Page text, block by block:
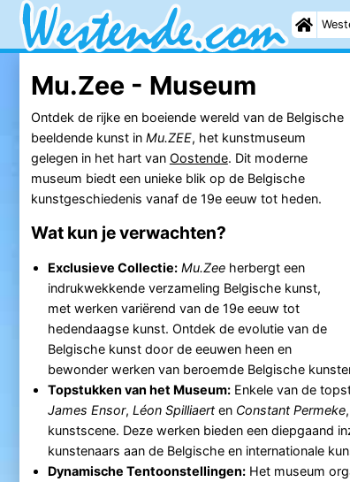
Mu.Zee - Museum
Ontdek de rijke en boeiende wereld van de Belgische
beeldende kunst in Mu.ZEE, het kunstmuseum
gelegen in het hart van Oostende. Dit moderne
museum biedt een unieke blik op de Belgische
kunstgeschiedenis vanaf de 19e eeuw tot heden.
Wat kun je verwachten?
Exclusieve Collectie: Mu.Zeeherbergt een
indrukwekkende verzameling Belgische kunst,
met werken variërend van de 19e eeuw tot
hedendaagse kunst. Ontdek de evolutie van de
Belgische kunst door de eeuwen heen en
bewonder werken van beroemde Belgische
Topstukken van het Museum:Enkele van de
James Ensor, Léon Spilliaerten Constant Permeke
kunstscene. Deze werken bieden een diepgaand
kunstenaars aan de Belgische en internationale
Dynamische Tentoonstellingen:Het museum